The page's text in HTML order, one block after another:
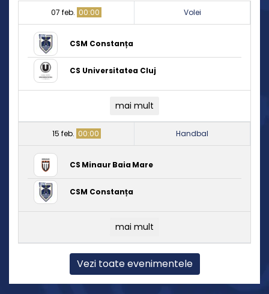
07 feb. 00:00 Volei
CSM Constanța
CS Universitatea Cluj
mai mult
15 feb. 00:00 Handbal
CS Minaur Baia Mare
CSM Constanța
mai mult
Vezi toate evenimentele